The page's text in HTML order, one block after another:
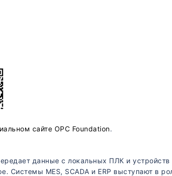
сайте OPC Foundation.
данные с локальных ПЛК и устройств
Системы MES, SCADA и ERP выступают в